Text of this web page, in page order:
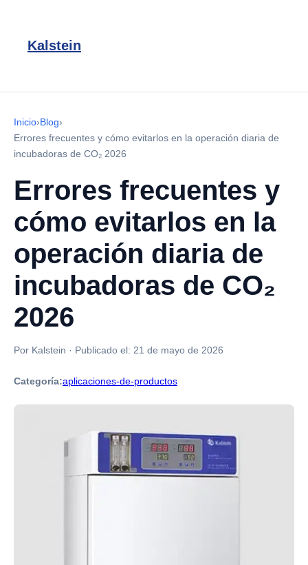
Kalstein
Inicio›Blog›
Errores frecuentes y cómo evitarlos en la operación diaria de
incubadoras de CO₂ 2026
Errores frecuentes y
cómo evitarlos en la
operación diaria de
incubadoras de CO₂
2026
Por Kalstein · Publicado el: 21 de mayo de 2026
Categoría:aplicaciones-de-productos